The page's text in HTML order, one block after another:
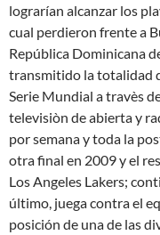
lograrían alcanzar los
cual perdieron frente a
República Dominicana
transmitido la totalidad
Serie Mundial a travès
televisiòn de abierta y
por semana y toda la
otra final en 2009 y el
Los Angeles Lakers;
último, juega contra el
posición de una de las